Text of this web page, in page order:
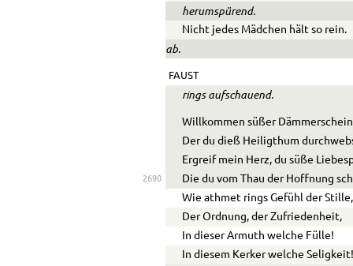
herumspürend.
Nicht jedes Mädchen hält so rein.
ab.
FAUST
rings aufschauend.
Willkommen süßer
Der du dieß Heiligthum
Ergreif mein Herz, du süße
2690
Die du vom Thau der Hoffnung
Wie athmet rings Gefühl der Stille,
Der Ordnung, der Zufriedenheit,
In dieser Armuth welche Fülle!
In diesem Kerker welche